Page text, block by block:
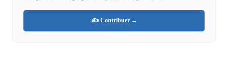
✍️ Contribuer →